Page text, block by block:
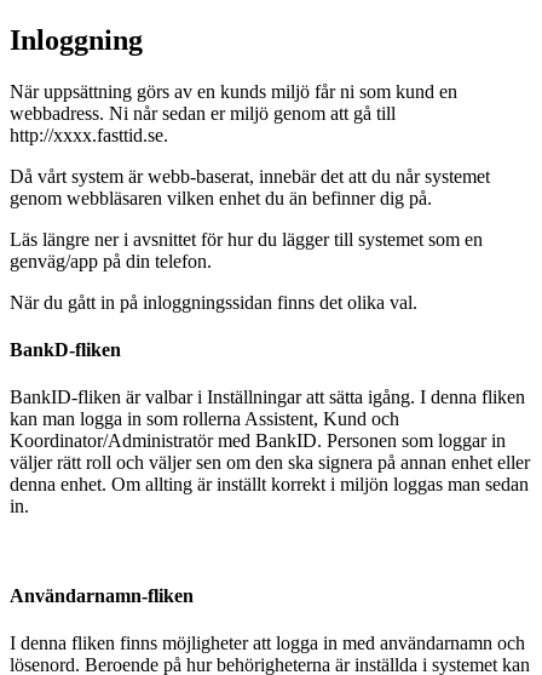
Inloggning
När uppsättning görs av en kunds miljö får ni som kund en
webbadress. Ni når sedan er miljö genom att gå till
http://xxxx.fasttid.se.
Då vårt system är webb-baserat, innebär det att du når systemet
genom webbläsaren vilken enhet du än befinner dig på.
Läs längre ner i avsnittet för hur du lägger till systemet som en
genväg/app på din telefon.
När du gått in på inloggningssidan finns det olika val.
BankD-fliken
BankID-fliken är valbar i Inställningar att sätta igång. I denna fliken
kan man logga in som rollerna Assistent, Kund och
Koordinator/Administratör med BankID. Personen som loggar in
väljer rätt roll och väljer sen om den ska signera på annan enhet eller
denna enhet. Om allting är inställt korrekt i miljön loggas man sedan
in.
Användarnamn-fliken
I denna fliken finns möjligheter att logga in med användarnamn och
lösenord. Beroende på hur behörigheterna är inställda i systemet kan